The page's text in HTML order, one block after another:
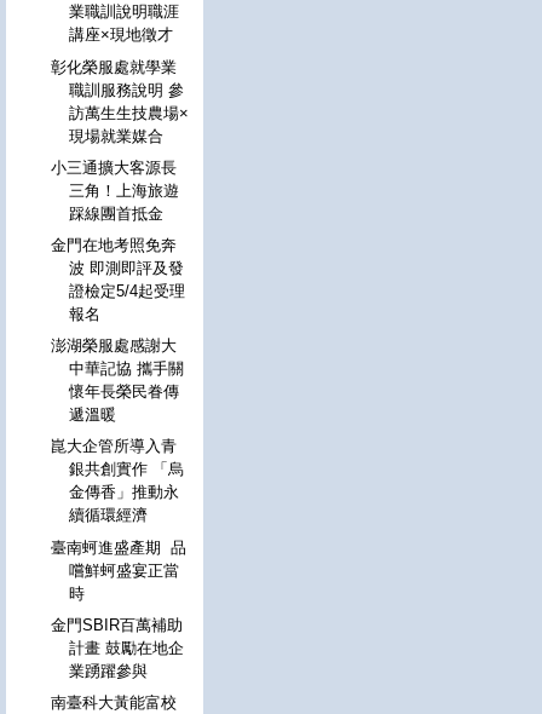
業職訓說明職涯
講座×現地徵才
彰化榮服處就學業
職訓服務說明 參
訪萬生生技農場×
現場就業媒合
小三通擴大客源長
三角！上海旅遊
踩線團首抵金
金門在地考照免奔
波 即測即評及發
證檢定5/4起受理
報名
澎湖榮服處感謝大
中華記協 攜手關
懷年長榮民眷傳
遞溫暖
崑大企管所導入青
銀共創實作 「烏
金傳香」推動永
續循環經濟
臺南蚵進盛產期 品
嚐鮮蚵盛宴正當
時
金門SBIR百萬補助
計畫 鼓勵在地企
業踴躍參與
南臺科大黃能富校